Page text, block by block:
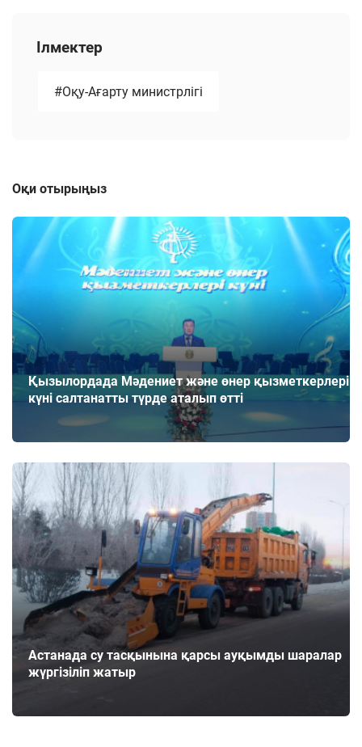
Ілмектер
#Оқу-Ағарту министрлігі
Оқи отырыңыз
Қызылордада Мәдениет және өнер қызметкерлері
күні салтанатты түрде аталып өтті
Астанада су тасқынына қарсы ауқымды шаралар
жүргізіліп жатыр